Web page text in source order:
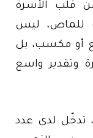
قلب الأسرة
للماص، ليس
أو مكسب، بل
وتقدير واسع
تدخّل لدى عدد